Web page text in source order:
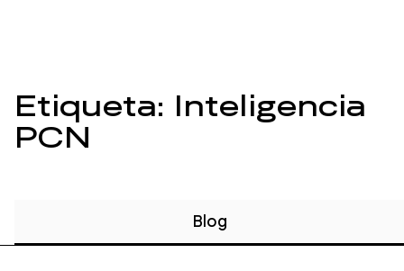
Etiqueta: Inteligencia
PCN
Blog